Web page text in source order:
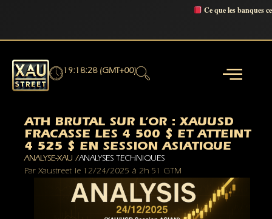
Ce que les banques
19:18:29 (GMT+00)
ATH BRUTAL SUR L’OR : XAUUSD
FRACASSE LES 4 500 $ ET ATTEINT
4 525 $ EN SESSION ASIATIQUE
ANALYSE-XAU /ANALYSES TECHNIQUES
Par Xaustreet le 12/24/2025 à 2h 51 GTM